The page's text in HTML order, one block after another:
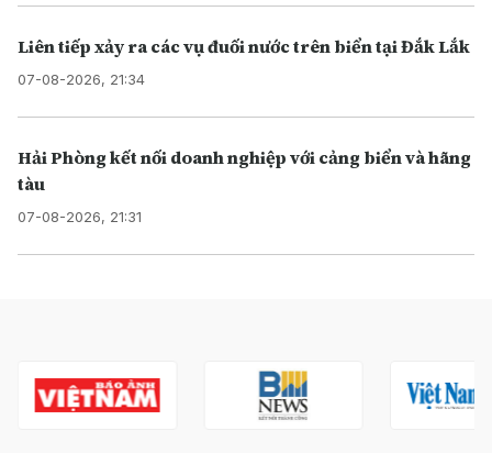
Liên tiếp xảy ra các vụ đuối nước trên biển tại Đắk Lắk
07-08-2026, 21:34
Hải Phòng kết nối doanh nghiệp với cảng biển và hãng
tàu
07-08-2026, 21:31